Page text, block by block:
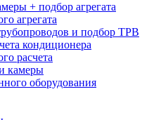
+ подбор агрегата
агрегата
и подбор ТРВ
кондиционера
расчета
камеры
оборудования